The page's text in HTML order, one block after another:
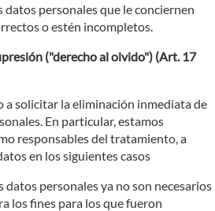
datos personales que le conciernen
o estén incompletos.
("derecho al olvido") (Art. 17
a solicitar la eliminación inmediata de
En particular, estamos
responsables del tratamiento, a
en los siguientes casos
datos personales ya no son necesarios
los fines para los que fueron